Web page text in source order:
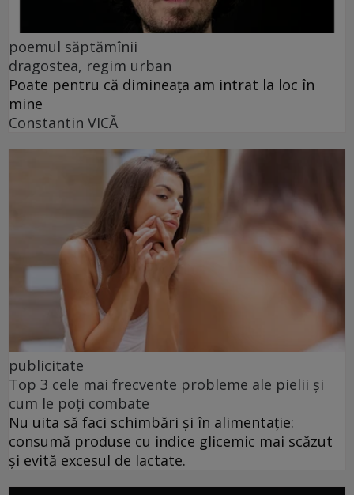
poemul săptămînii
dragostea, regim urban
Poate pentru că dimineața am intrat la loc în
mine
Constantin VICĂ
publicitate
Top 3 cele mai frecvente probleme ale pielii și
cum le poți combate
Nu uita să faci schimbări și în alimentație:
consumă produse cu indice glicemic mai scăzut
și evită excesul de lactate.